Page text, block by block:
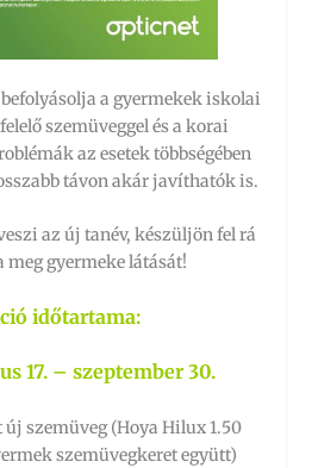
a gyermekek iskolai
szemüveggel és a korai
az esetek többségében
távon akár javíthatók is.
az új tanév, készüljön fel rá
meg gyermeke látását!
időtartama:
17. – szeptember 30.
szemüveg (Hoya Hilux 1.50
szemüvegkeret együtt)